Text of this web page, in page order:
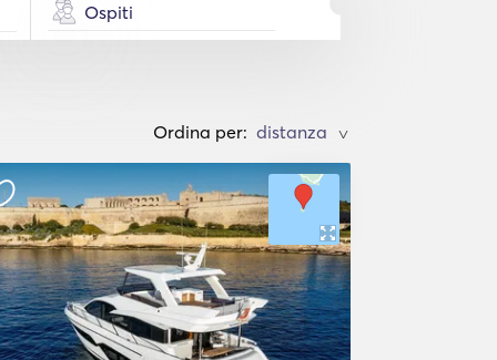
Ospiti
Ordina per: >